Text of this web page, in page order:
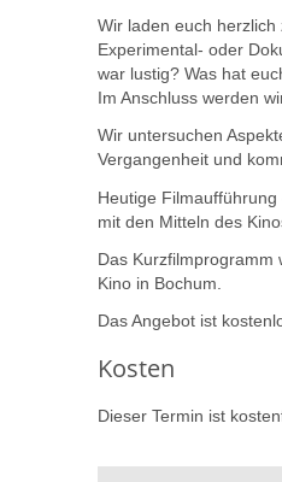
Wir laden euch
Experimental- oder
war lustig? Was hat
Im Anschluss werden
Wir untersuchen
Vergangenheit und
Heutige
mit den Mitteln des
Das Kurzfilmprogramm
Kino in Bochum.
Das Angebot ist
Kosten
Dieser Termin ist